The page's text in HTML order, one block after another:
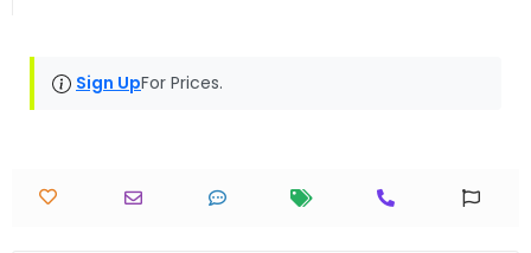
Sign UpFor Prices.